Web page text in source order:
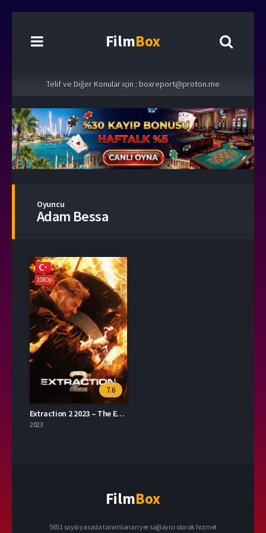
FilmBox
Telif ve Diğer Konular için : boxreport@proton.me
Oyuncu
Adam Bessa
1080p
7.6
Extraction 2 2023 – The Extraction 2 1080p Turkce Dublaj izle
2023
FilmBox
5651 sayılı yasada tanımlanan yer sağlayıcı olarak hizmet